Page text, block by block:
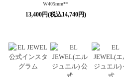
W405mm**
13,400円(税込14,740円)